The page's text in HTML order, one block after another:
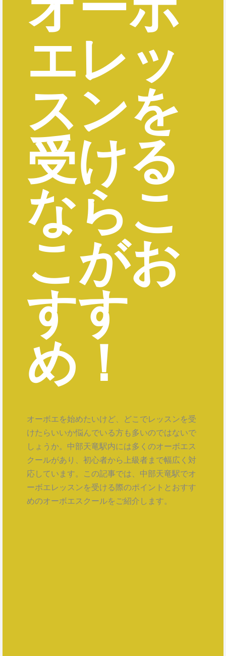
エレッ
スンを
受ける
ならこ
こがお
すす
め！
オーボエを始めたいけど、どこでレッスンを受
けたらいいか悩んでいる方も多いのではないで
しょうか。中部天竜駅内には多くのオーボエス
クールがあり、初心者から上級者まで幅広く対
応しています。この記事では、中部天竜駅でオ
ーボエレッスンを受ける際のポイントとおすす
めのオーボエスクールをご紹介します。